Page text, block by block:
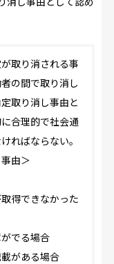
取り消される事
の間で取り消し
取り消し事由と
合理的で社会通
ればならない。
由＞
得できなかった
でる場合
がある場合